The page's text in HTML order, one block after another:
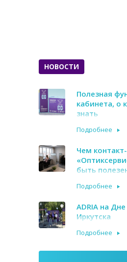
НОВОСТИ
Полезная
кабинета, о
знать
Подробнее
Чем
быть
Подробнее
ADRIA на
Иркутска
Подробнее